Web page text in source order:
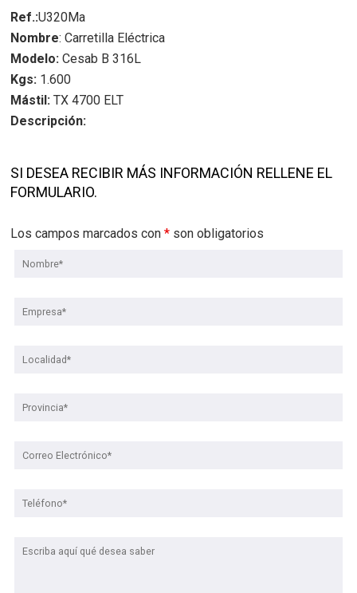
Ref.:U320Ma
Nombre: Carretilla Eléctrica
Modelo: Cesab B 316L
Kgs: 1.600
Mástil: TX 4700 ELT
Descripción:
SI DESEA RECIBIR MÁS INFORMACIÓN RELLENE EL
FORMULARIO.
Los campos marcados con* son obligatorios